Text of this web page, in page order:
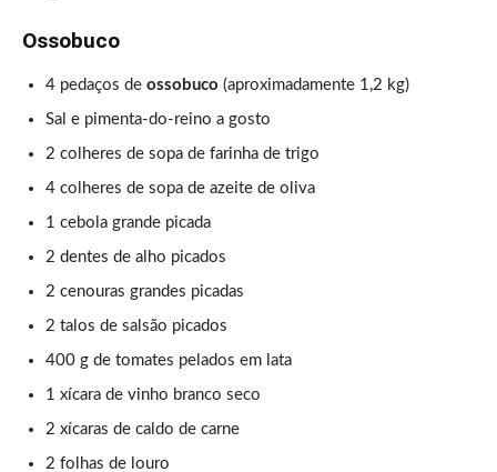
Ossobuco
4 pedaços de ossobuco (aproximadamente 1,2 kg)
Sal e pimenta-do-reino a gosto
2 colheres de sopa de farinha de trigo
4 colheres de sopa de azeite de oliva
1 cebola grande picada
2 dentes de alho picados
2 cenouras grandes picadas
2 talos de salsão picados
400 g de tomates pelados em lata
1 xícara de vinho branco seco
2 xícaras de caldo de carne
2 folhas de louro